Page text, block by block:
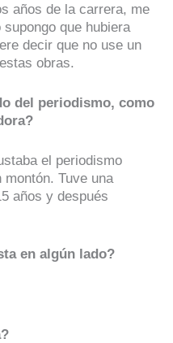
años de la carrera, me
que hubiera
decir que no use un
obras.
del periodismo, como
el periodismo
Tuve una
años y después
en algún lado?